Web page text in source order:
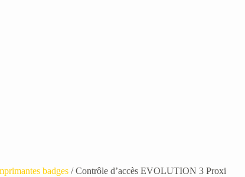
badges / Contrôle d’accès EVOLUTION 3 Proxi